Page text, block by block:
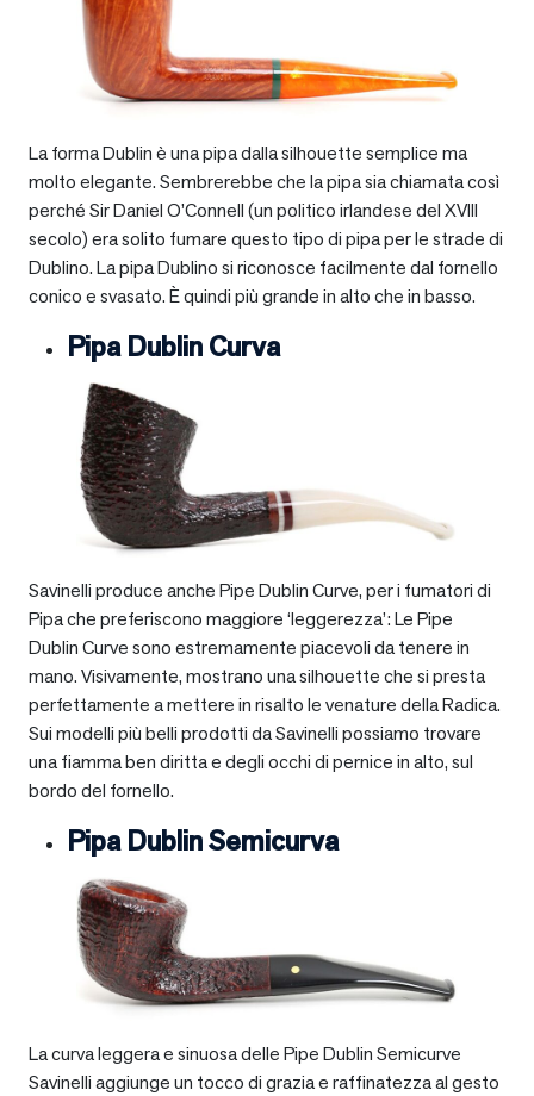
La forma Dublin è una pipa dalla silhouette semplice ma
molto elegante. Sembrerebbe che la pipa sia chiamata così
perché Sir Daniel O’Connell (un politico irlandese del XVIII
secolo) era solito fumare questo tipo di pipa per le strade di
Dublino. La pipa Dublino si riconosce facilmente dal fornello
conico e svasato. È quindi più grande in alto che in basso.
Pipa Dublin Curva
Savinelli produce anche Pipe Dublin Curve, per i fumatori di
Pipa che preferiscono maggiore ‘leggerezza’: Le Pipe
Dublin Curve sono estremamente piacevoli da tenere in
mano. Visivamente, mostrano una silhouette che si presta
perfettamente a mettere in risalto le venature della Radica.
Sui modelli più belli prodotti da Savinelli possiamo trovare
una fiamma ben diritta e degli occhi di pernice in alto, sul
bordo del fornello.
Pipa Dublin Semicurva
La curva leggera e sinuosa delle Pipe Dublin Semicurve
Savinelli aggiunge un tocco di grazia e raffinatezza al gesto